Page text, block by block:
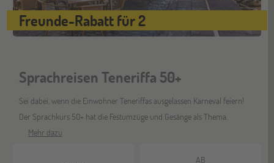
Freunde-Rabatt für 2
Sprachreisen Teneriffa 50+
Sei dabei, wenn die Einwohner Teneriffas ausgelassen Karneval feiern!
Der Sprachkurs 50+ hat die Festumzüge und Gesänge als Thema.
Mehr dazu
AB